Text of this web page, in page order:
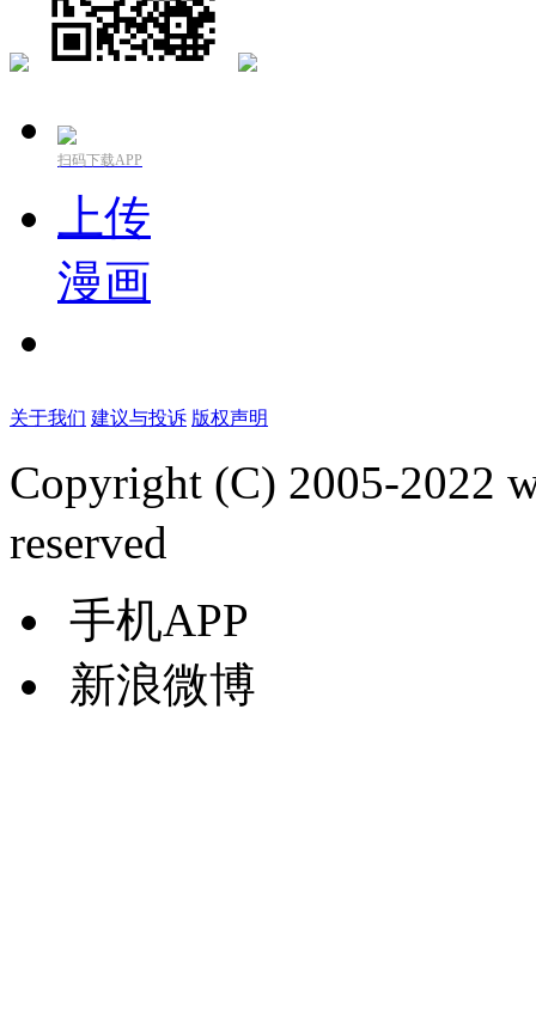
扫码下载APP
上传
漫画
关于我们 建议与投诉 版权声明
Copyright (C) 2005-2022
reserved
手机APP
新浪微博